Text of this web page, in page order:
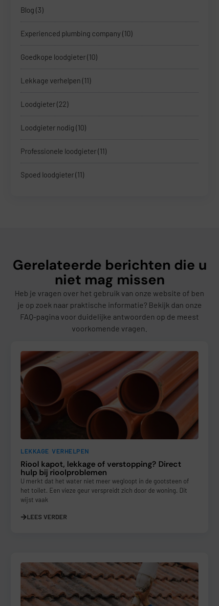
Blog (3)
Experienced plumbing company(10)
Goedkope loodgieter(10)
Lekkage verhelpen (11)
Loodgieter(22)
Loodgieter nodig (10)
Professionele loodgieter(11)
Spoed loodgieter(11)
Gerelateerde berichten die u
niet mag missen
Heb je vragen over het gebruik van onze website of ben
je op zoek naar praktische informatie? Bekijk dan onze
FAQ-pagina voor duidelijke antwoorden op de meest
voorkomende vragen.
LEKKAGE VERHELPEN
Riool kapot, lekkage of verstopping? Direct
hulp bij rioolproblemen
U merkt dat het water niet meer wegloopt in de gootsteen of
het toilet. Een vieze geur verspreidt zich door de woning. Dit
wijst vaak
LEES VERDER